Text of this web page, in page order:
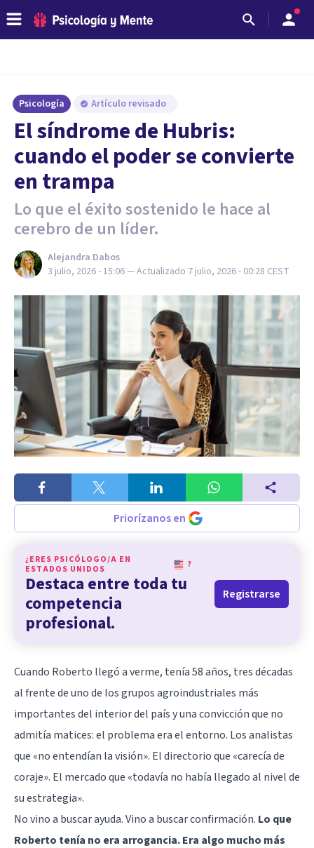
Psicología Artículo revisado
El síndrome de Hubris:
cuando el poder se convierte
en trampa
Lo que el éxito sostenido le hace al
cerebro de un líder.
Alejandra Dabos
3 julio, 2026 - 15:06— Actualizado 7 julio, 2026 - 00:28 CEST
Priorízanos en
¿ERES PSICÓLOGO/A EN
ESTADOS UNIDOS
?
Destaca entre toda tu
competencia
profesional.
Registrarse
Cuando Roberto llegó a verme, tenía 58 años, tres décadas
al frente de uno de los grupos agroindustriales más
importantes del interior del país y una convicción que no
admitía matices: el problema era el entorno. Los analistas
que «no entendían la visión». El directorio que «carecía de
coraje». El mercado que «todavía no había llegado al nivel de
su estrategia».
No vino a buscar ayuda. Vino a buscar confirmación. Lo que
Roberto tenía no era arrogancia. Era algo mucho más